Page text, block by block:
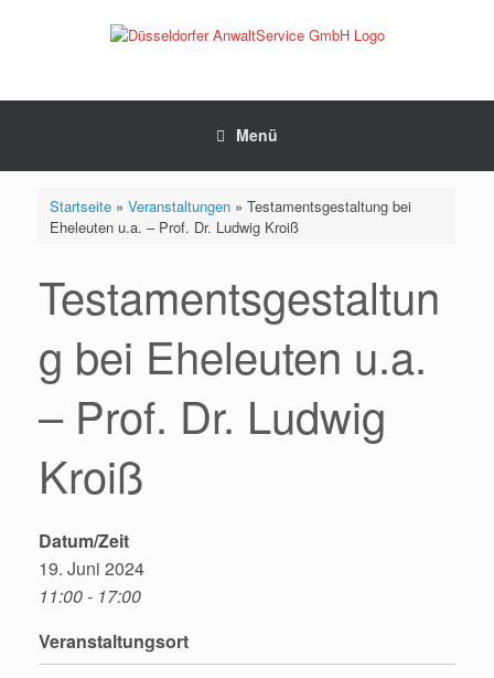
Menü
Startseite» Veranstaltungen» Testamentsgestaltung bei
Eheleuten u.a. – Prof. Dr. Ludwig Kroiß
Testamentsgestaltun
g bei Eheleuten u.a.
– Prof. Dr. Ludwig
Kroiß
Datum/Zeit
19. Juni 2024
11:00 - 17:00
Veranstaltungsort